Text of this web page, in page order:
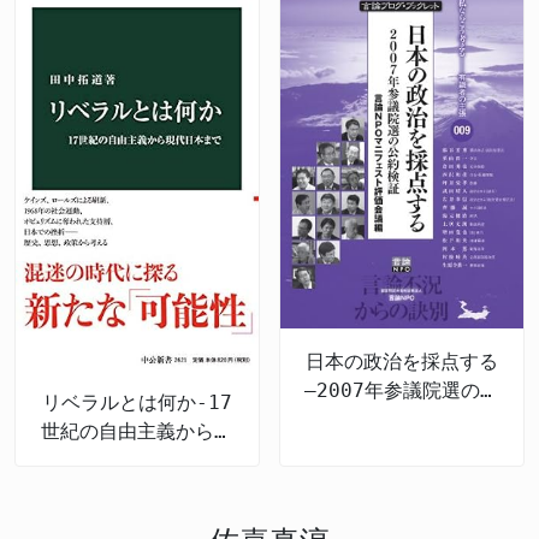
リベラルとは何か-17
世紀の自由主義から現
日本の政治を採点する
―2007年参議院選の公